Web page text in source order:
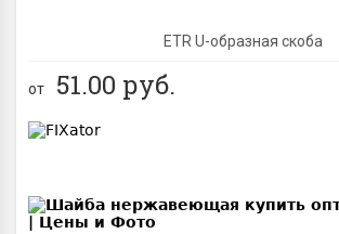
ETR U-образная скоба
от 51.00 руб.